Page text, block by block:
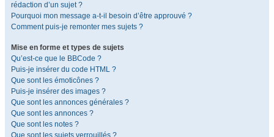
rédaction d’un sujet ?
Pourquoi mon message a-t-il besoin d’être approuvé ?
Comment puis-je remonter mes sujets ?
Mise en forme et types de sujets
Qu’est-ce que le BBCode ?
Puis-je insérer du code HTML ?
Que sont les émoticônes ?
Puis-je insérer des images ?
Que sont les annonces générales ?
Que sont les annonces ?
Que sont les notes ?
Que sont les sujets verrouillés ?